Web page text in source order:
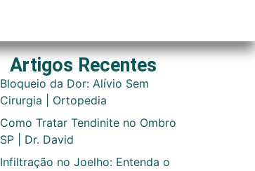
Artigos Recentes
Bloqueio da Dor: Alívio Sem
Cirurgia | Ortopedia
Como Tratar Tendinite no Ombro
SP | Dr. David
Infiltração no Joelho: Entenda o